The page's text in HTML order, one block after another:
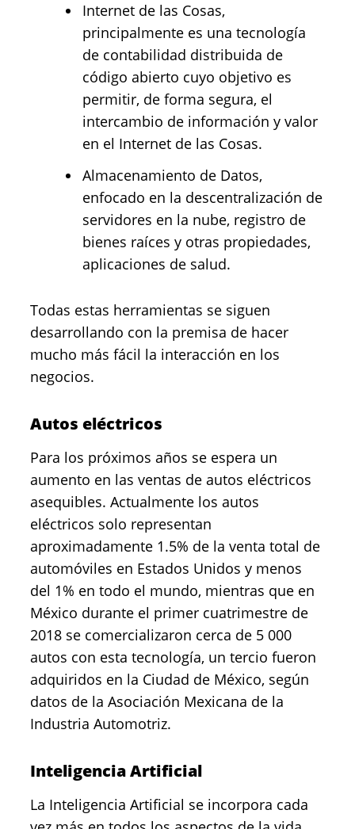
Internet de las Cosas,
principalmente es una tecnología
de contabilidad distribuida de
código abierto cuyo objetivo es
permitir, de forma segura, el
intercambio de información y valor
en el Internet de las Cosas.
Almacenamiento de Datos,
enfocado en la descentralización de
servidores en la nube, registro de
bienes raíces y otras propiedades,
aplicaciones de salud.
Todas estas herramientas se siguen
desarrollando con la premisa de hacer
mucho más fácil la interacción en los
negocios.
Autos eléctricos
Para los próximos años se espera un
aumento en las ventas de autos eléctricos
asequibles. Actualmente los autos
eléctricos solo representan
aproximadamente 1.5% de la venta total de
automóviles en Estados Unidos y menos
del 1% en todo el mundo, mientras que en
México durante el primer cuatrimestre de
2018 se comercializaron cerca de 5 000
autos con esta tecnología, un tercio fueron
adquiridos en la Ciudad de México, según
datos de la Asociación Mexicana de la
Industria Automotriz.
Inteligencia Artificial
La Inteligencia Artificial se incorpora cada